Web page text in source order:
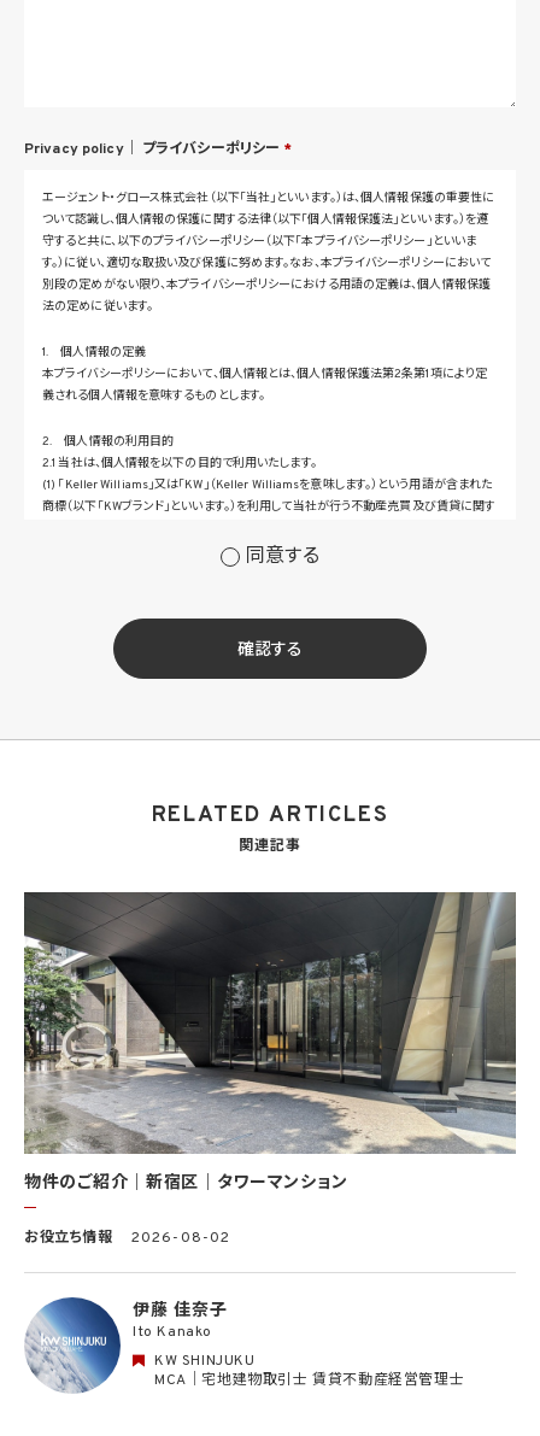
Privacy policy｜ プライバシーポリシー *
エージェント・グロース株式会社（以下「当社」といいます。）は、個人情報保護の重要性に
ついて認識し、個人情報の保護に関する法律（以下「個人情報保護法」といいます。）を遵
守すると共に、以下のプライバシーポリシー（以下「本プライバシーポリシー」といいま
す。）に従い、適切な取扱い及び保護に努めます。なお、本プライバシーポリシーにおいて
別段の定めがない限り、本プライバシーポリシーにおける用語の定義は、個人情報保護
法の定めに従います。
1. 個人情報の定義
本プライバシーポリシーにおいて、個人情報とは、個人情報保護法第2条第1項により定
義される個人情報を意味するものとします。
2. 個人情報の利用目的
2.1 当社は、個人情報を以下の目的で利用いたします。
(1) 「Keller Williams」又は「KW」（Keller Williamsを意味します。）という用語が含まれた
商標（以下「KWブランド」といいます。）を利用して当社が行う不動産売買及び賃貸に関す
せ等への対応のため
(3) 当社の商品、サービス等のご案内のため
(4) 当社サービスに関する当社の規約、ポリシー等（以下「規約等」といいます。）に違反す
る行為に対する対応のため
も外国に所在する場合を含みます。）に対し個人情報（(i)当社サービスにおける顧客に関
ため。なお、KWエージェントとは、KW加盟店の業務に従事する個人を意味します。また、
(8) 当社サービスを介して販売等が行われる物件に関する情報について、当社、KWライ
センサー、その他KWブランドを利用して事業を行う事業者のポータルサイト、ウェブ広
告、その他インターネット上において公開するため
(9) 雇用管理及び社内手続のため（役職員の個人情報について）、並びに人材採用活動
における選考及び連絡のため（応募者の個人情報について）
(10) KWエージェント並びに当社及びKW加盟店の役職員に関する情報に関して、当該
情報を当社又はKWライセンサーが運営するウェブサイト（当社又はKWライセンサーか
ら委託を受けた第三者によって運営されるウェブサイトを含み、当該ウェブサイトが一般
向けに公開される場合を含みます。）上に掲載するため
(11) 株主管理、会社法その他法令上の手続対応のため（株主、新株予約権者等の個人情
報について）
(12) 当社のサービスを通じて実施された不動産に関する取引の実績について、個人を識
別できない形式に加工した統計データを作成するため
(13) その他、上記利用目的に付随する目的のため
る運営、サービスの利用状況等を分析した情報を用いたシステムの改善及び開発並びに
することについて同意を撤回し又は異議を述べた場合には、当社はただちにその旨を当
該第三者に通知するものとします。
3. 個人情報利用目的の変更
同意する
確認する
RELATED ARTICLES
関連記事
物件のご紹介｜新宿区｜タワーマンション
お役立ち情報 2026-08-02
伊藤 佳奈子
Ito Kanako
KW SHINJUKU
MCA｜宅地建物取引士 賃貸不動産経営管理士